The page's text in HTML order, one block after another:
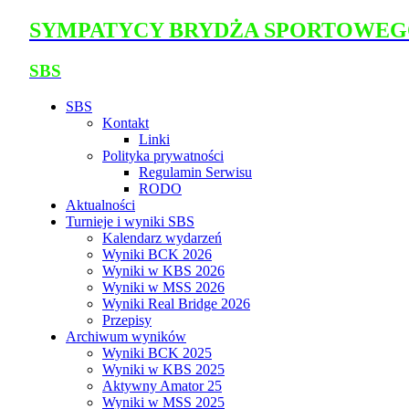
SYMPATYCY BRYDŻA
SBS
SBS
Kontakt
Linki
Polityka prywatności
Regulamin Serwisu
RODO
Aktualności
Turnieje i wyniki SBS
Kalendarz wydarzeń
Wyniki BCK 2026
Wyniki w KBS 2026
Wyniki w MSS 2026
Wyniki Real Bridge 2026
Przepisy
Archiwum wyników
Wyniki BCK 2025
Wyniki w KBS 2025
Aktywny Amator 25
Wyniki w MSS 2025